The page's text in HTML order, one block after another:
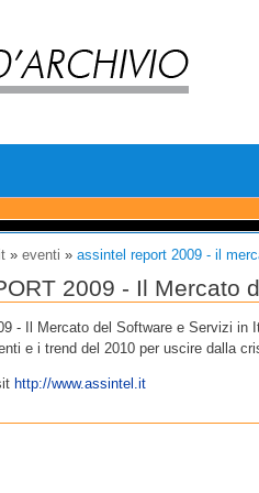
» eventi »assintel report 2009 - il
2009 - Il Mercato
- Il Mercato del Software e Servizi in
e i trend del 2010 per uscire dalla
http://www.assintel.it